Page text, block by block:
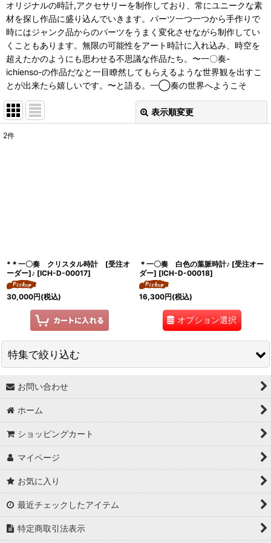
オリジナルの時計,アクセサリーを制作しており、常にユニークな素
材を探し作品に盛り込んでいきます。パーツ一つ一つから手作りで
時にはジャンク品からのパーツをうまく変化させながら制作してい
くこともあります。無限の可能性をアート時計に入れ込み、時空を
超えたかのようにも思わせる不思議な作品たち。〜一〇奏-
ichienso-の作品だなと一目瞭然してもらえるような世界観を出すこ
とが出来たら嬉しいです。〜と語る。一◯奏の世界へようこそ
表示順変更
2件
*＊一〇奏 クリスタル時計 [受注オ
ーダー]♪ [ICH-D-00017]
30,000円(税込)
＊一〇奏 白色の葉脈時計♪ [受注オー
ダー] [ICH-D-00018]
16,300円(税込)
オプション選択
特集で絞り込む
↓ 特集 ↓
★最大６０％OFF SALE★
★BODYコレクション！
★Ethical Life Goods:エシカルライフ商品
★Original Select
お問い合わせ
ホーム
ショッピングカート
マイページ
お気に入り
最近チェックしたアイテム
特定商取引法表示